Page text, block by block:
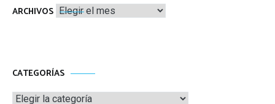
ARCHIVOS Archivos
CATEGORÍAS
Categorías